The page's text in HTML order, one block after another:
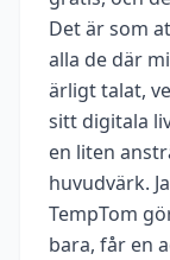
Det är som
alla de där
ärligt talat,
sitt digitala
en liten
huvudvärk.
TempTom
bara, får en